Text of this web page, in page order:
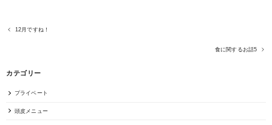
12月ですね！
食に関するお話5
カテゴリー
プライベート
頭皮メニュー